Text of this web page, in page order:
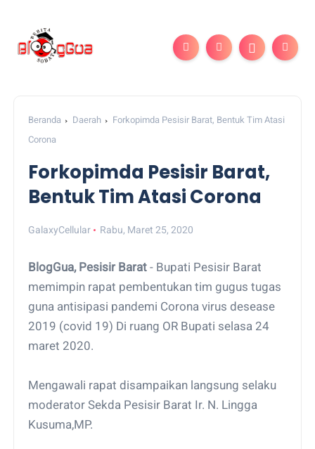
Beranda Daerah
Forkopimda Pesisir Barat, Bentuk Tim Atasi
Corona
Forkopimda Pesisir Barat,
Bentuk Tim Atasi Corona
GalaxyCellular Rabu, Maret 25, 2020
BlogGua, Pesisir Barat - Bupati Pesisir Barat
memimpin rapat pembentukan tim gugus tugas
guna antisipasi pandemi Corona virus desease
2019 (covid 19) Di ruang OR Bupati selasa 24
maret 2020.
Mengawali rapat disampaikan langsung selaku
moderator Sekda Pesisir Barat Ir. N. Lingga
Kusuma,MP.